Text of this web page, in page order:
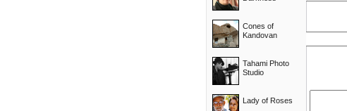
Cones of
Kandovan
Tahami Photo
Studio
Lady of Roses